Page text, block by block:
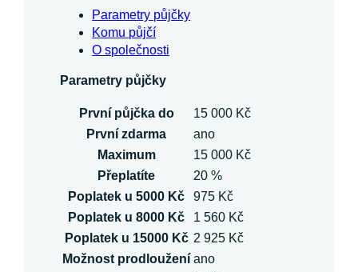
Parametry půjčky
Komu půjčí
O společnosti
Parametry půjčky
První půjčka do
15 000 Kč
První zdarma
ano
Maximum
15 000 Kč
Přeplatíte
20 %
Poplatek u 5000 Kč
975 Kč
Poplatek u 8000 Kč
1 560 Kč
Poplatek u 15000 Kč 2 925 Kč
Možnost prodloužení ano